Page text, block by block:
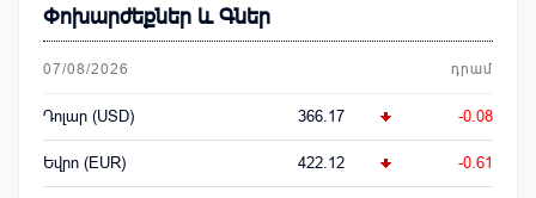
Փոխարժեքներ և Գներ
07/08/2026 դրամ
Դոլար (USD) 366.17 -0.08
Եվրո (EUR) 422.12 -0.61